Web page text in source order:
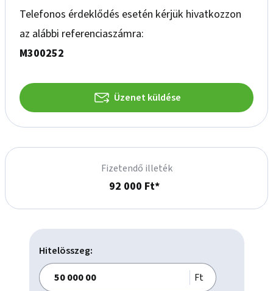
Telefonos érdeklődés esetén kérjük hivatkozzon
az alábbi referenciaszámra:
M300252
Üzenet küldése
Fizetendő illeték
92 000 Ft*
Hitelösszeg:
Ft